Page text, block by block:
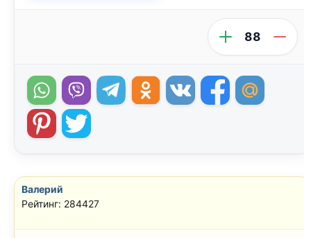
88
Валерий
Рейтинг: 284427